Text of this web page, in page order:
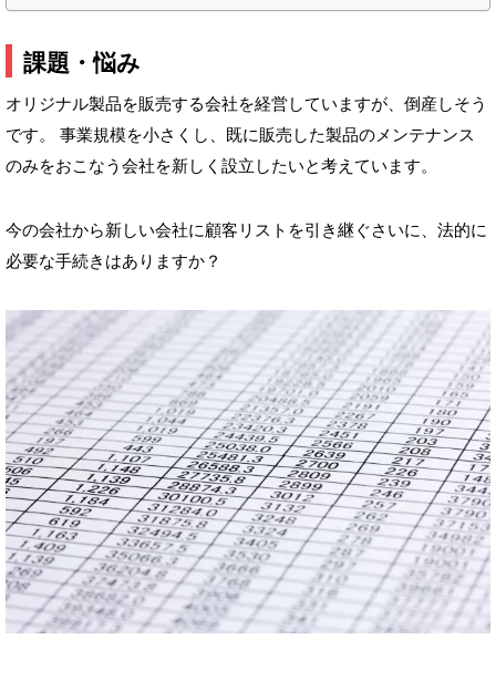
課題・悩み
オリジナル製品を販売する会社を経営していますが、倒産しそう
です。 事業規模を小さくし、既に販売した製品のメンテナンス
のみをおこなう会社を新しく設立したいと考えています。
今の会社から新しい会社に顧客リストを引き継ぐさいに、法的に
必要な手続きはありますか？